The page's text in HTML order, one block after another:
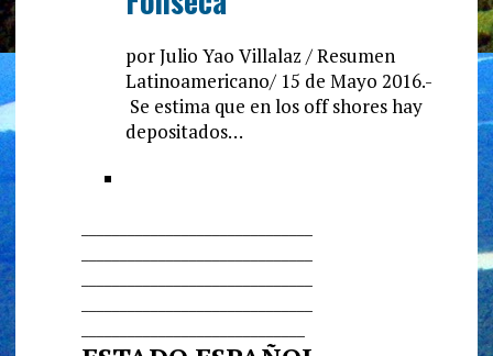
por Julio Yao Villalaz / Resumen
Latinoamericano/ 15 de Mayo 2016.-
Se estima que en los off shores hay
depositados…